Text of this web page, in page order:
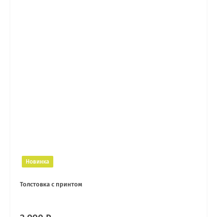
Новинка
Толстовка с принтом